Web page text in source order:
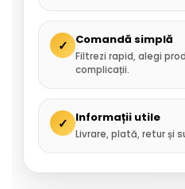
✓ Comandă simplă
Filtrezi rapid, alegi
complicații.
✓ Informații utile
Livrare, plată, retur și